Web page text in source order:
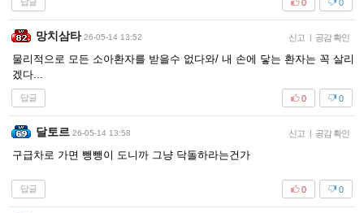
0
0
망치삼타 26-05-14 13:52 신고 | 공감 확인
물리적으로 모든 소아환자를 받을수 없다와/ 내 손에 닿는 환자는 꼭 살리
겠다...
답글 0
0
달토르 26-05-14 13:58 신고 | 공감 확인
구급차로 가면 뺑뺑이 도니까 그냥 닥돌하라는건가
답글 0
0